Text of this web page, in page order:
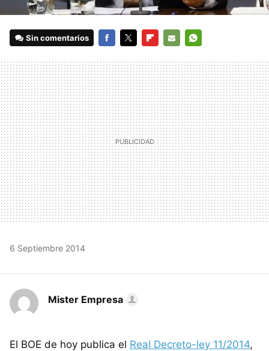
Sin comentarios
MAIL
6 Septiembre 2014
Mister Empresa
El BOE de hoy publica el Real Decreto-ley 11/2014,